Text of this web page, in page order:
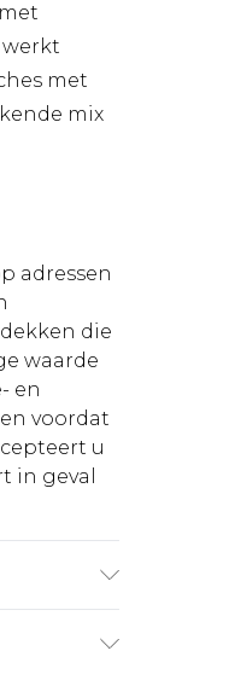
met
mix
adressen
die
waarde
en
voordat
u
in geval